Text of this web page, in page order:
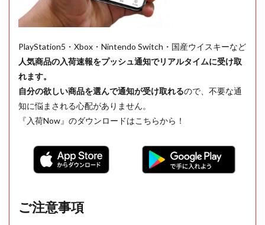
PlayStation5・Xbox・Nintendo Switch・国産ウイスキーなど
人気商品の入荷速報をプッシュ通知でリアルタイムに受け取
れます。
自分の欲しい商品を選んで通知が受け取れるので、不要な通
知に悩まされる心配がありません。
『入荷Now』のダウンロードはこちらから！
ご注意事項